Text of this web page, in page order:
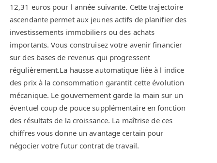
12,31 euros pour l année suivante. Cette trajectoire
ascendante permet aux jeunes actifs de planifier des
investissements immobiliers ou des achats
importants. Vous construisez votre avenir financier
sur des bases de revenus qui progressent
régulièrement.La hausse automatique liée à l indice
des prix à la consommation garantit cette évolution
mécanique. Le gouvernement garde la main sur un
éventuel coup de pouce supplémentaire en fonction
des résultats de la croissance. La maîtrise de ces
chiffres vous donne un avantage certain pour
négocier votre futur contrat de travail.